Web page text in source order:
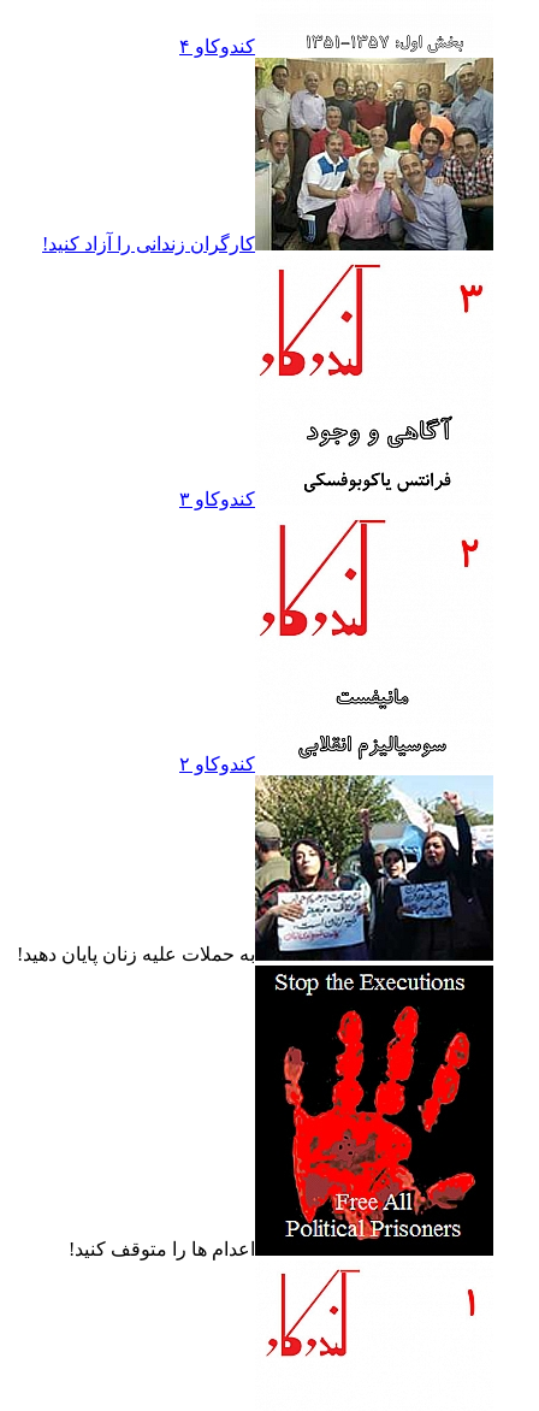
کندوکاو ۴
کارگران زندانى را آزاد کنيد!
کندوکاو ۳
کندوکاو ۲
به حملات عليه زنان پايان دهيد!
اعدام ها را متوقف کنيد!